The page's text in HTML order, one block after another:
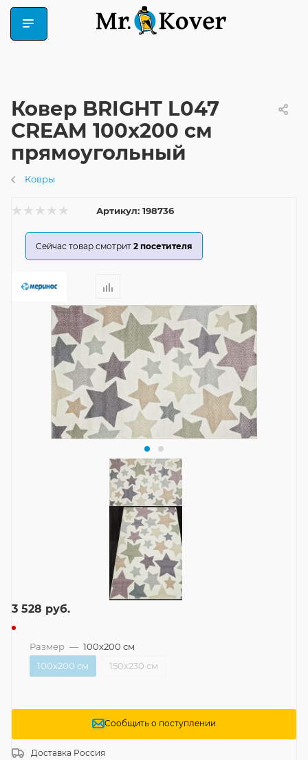
Ковер BRIGHT L047
CREAM 100x200 см
прямоугольный
Ковры
Артикул: 198736
Сейчас товар смотрит 2 посетителя
3 528 руб.
Размер — 100x200 см
100x200 см
150x230 см
Сообщить о поступлении
Доставка Россия